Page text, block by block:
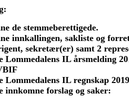
de stemmeberettigede.
innkallingen, sakliste og
sekretær(er) samt 2
Lommedalens IL årsmelding
Lommedalens IL regnskap 2019
innkomne forslag og saker: